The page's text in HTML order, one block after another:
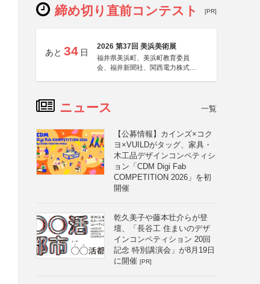
締め切り直前コンテスト [PR]
あと 34 日
2026 第37回 美浜美術展
福井県美浜町、美浜町教育委員
会、福井新聞社、関西電力株式会
ニュース 一覧
【公募情報】カインズ×コク
ヨ×VUILDがタッグ、家具・
木工品デザインコンペティシ
ョン「CDM Digi Fab
COMPETITION 2026」を初
開催
乾久美子や藤本壮介らが登
壇、「長谷工 住まいのデザ
インコンペティション 20回
記念 特別講演会」が8月19日
に開催 [PR]